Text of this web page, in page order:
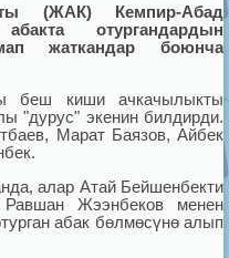
(ЖАК) Кемпир-Абад
отургандардын
жаткандар боюнча
беш киши ачкачылыкты
"дурус" экенин билдирди.
Марат Баязов, Айбек
алар Атай Бейшенбекти
Равшан Жээнбеков менен
абак бөлмөсүнө алып